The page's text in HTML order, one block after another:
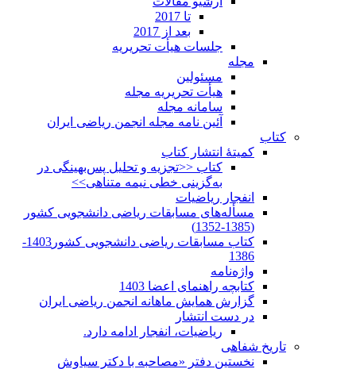
تا 2017
بعد از 2017
جلسات هیأت تحریریه
مجله
مسئولین
هیأت تحریریه مجله
سامانه مجله
آئین نامه مجله انجمن ریاضی ایران
کتاب
کمیتۀ انتشار کتاب
کتاب <<تجزیه و تحلیل پس‌بهینگی در
به‌گزینی خطی نیمه متناهی>>
انفجار ریاضیات
مسأله‌های مسابقات ریاضی دانشجویی کشور
(1385-1352)
کتاب مسابقات ریاضی دانشجویی کشور1403-
1386
واژه‌نامه
کتابچه راهنمای اعضا 1403
گزارش همایش ماهانه انجمن ریاضی ایران
در دست انتشار
ریاضیات، انفجار ادامه دارد.
تاریخ شفاهی
نخستین دفتر «مصاحبه با دکتر سیاوش